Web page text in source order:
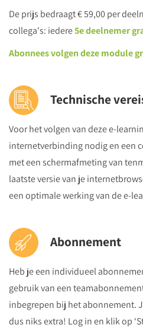
De prijs bedraagt € 59,00 per
collega's: iedere5e deelnemer
Abonnees volgen deze module
Technische
Voor het volgen van deze e-
internetverbinding nodig en een
met een schermafmeting van
laatste versie van je
een optimale werking van de e-
Abonnement
Heb je een individueel
gebruik van een
inbegrepen bij het abonnement.
dus niks extra! Log in en klik op